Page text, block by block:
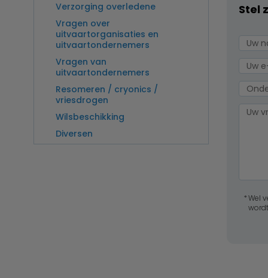
Verzorging overledene
Vragen over
uitvaartorganisaties en
uitvaartondernemers
Vragen van
uitvaartondernemers
Resomeren / cryonics /
vriesdrogen
Wilsbeschikking
Diversen
Stel
Wel